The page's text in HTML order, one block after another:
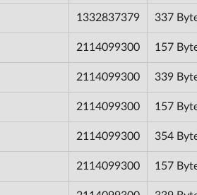
1332837379 337
2114099300 157
2114099300 339
2114099300 157
2114099300 354
2114099300 157